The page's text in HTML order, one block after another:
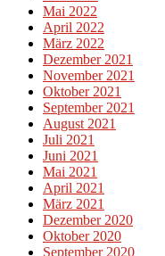
Mai 2022
April 2022
März 2022
Dezember 2021
November 2021
Oktober 2021
September 2021
August 2021
Juli 2021
Juni 2021
Mai 2021
April 2021
März 2021
Dezember 2020
Oktober 2020
September 2020